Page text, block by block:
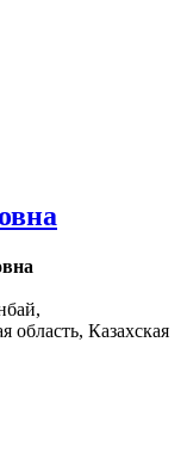
Казахская